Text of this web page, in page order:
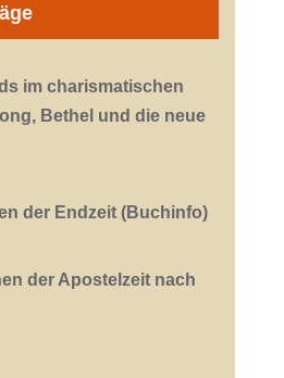
im charismatischen
Bethel und die neue
der Endzeit (Buchinfo)
der Apostelzeit nach